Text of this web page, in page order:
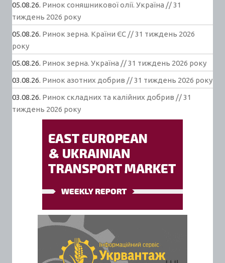
05.08.26. Ринок соняшникової олії. Україна // 31
тиждень 2026 року
05.08.26. Ринок зерна. Країни ЄС // 31 тиждень 2026
року
05.08.26. Ринок зерна. Україна // 31 тиждень 2026 року
03.08.26. Ринок азотних добрив // 31 тиждень 2026 року
03.08.26. Ринок складних та калійних добрив // 31
тиждень 2026 року